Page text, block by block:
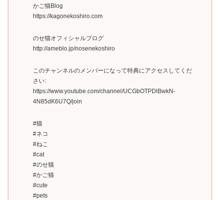
かご猫Blog
https://kagonekoshiro.com
のせ猫オフィシャルブログ
http://ameblo.jp/nosenekoshiro
このチャンネルのメンバーになって特典にアクセスしてくだ
さい:
https://www.youtube.com/channel/UCGbOTPDlBwkN-
4N85dK6U7Q/join
#猫
#ネコ
#ねこ
#cat
#のせ猫
#かご猫
#cute
#pets